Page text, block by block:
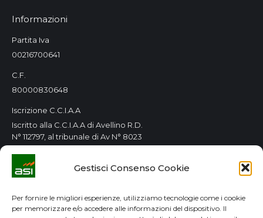
Gestisci Consenso Cookie
Per fornire le migliori esperienze, utilizziamo tecnologie come i cookie
per memorizzare e/o accedere alle informazioni del dispositivo. Il
Informazioni
Partita Iva
00216700641
C.F.
80000830648
Iscrizione C.C.I.A.A
Iscritto alla C.C.I.A.A di Avellino R.D.
N° 112797, al tribunale di Av N° 8023
Orari Consorzio
Tutti i giorni 8.00 / 14.00
GDPR